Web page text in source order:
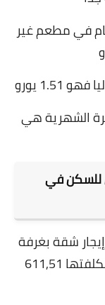
في مطعم غير
يورو
الشهرية هي
للسكن في
شقة بغرفة
نوم واحدى في وسط المدينة تكون تكلفتها 611,51